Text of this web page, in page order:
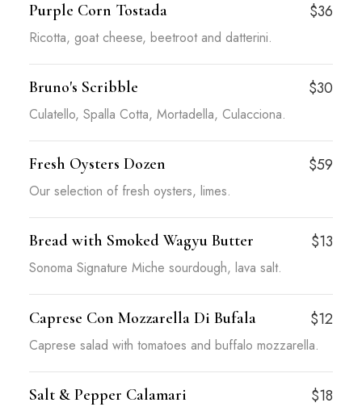
Purple Corn Tostada $36
Ricotta, goat cheese, beetroot and datterini.
Bruno's Scribble $30
Culatello, Spalla Cotta, Mortadella, Culacciona.
Fresh Oysters Dozen $59
Our selection of fresh oysters, limes.
Bread with Smoked Wagyu Butter $13
Sonoma Signature Miche sourdough, lava salt.
Caprese Con Mozzarella Di Bufala $12
Caprese salad with tomatoes and buffalo mozzarella.
Salt & Pepper Calamari $18